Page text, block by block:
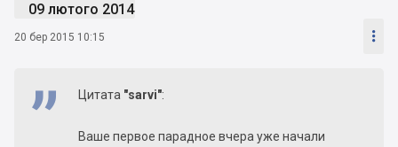
09 лютого 2014
20 бер 2015 10:15 
Цитата "sarvi":
Ваше первое парадное вчера уже начали